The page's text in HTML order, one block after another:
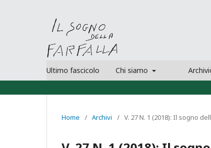
Ultimo fascicolo Chi siamo
Home / Archivi / V. 27 N. 1 (2018): Il sogno